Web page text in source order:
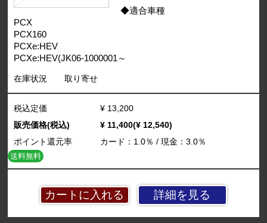
◆適合車種
PCX
PCX160
PCXe:HEV
PCXe:HEV(JK06-1000001～
在庫状況 取り寄せ
詳細を見る
税込定価
¥ 13,200
販売価格(税込)
¥ 11,400(¥ 12,540)
ポイント還元率
カード：1.0％ / 現金：3.0％
送料無料